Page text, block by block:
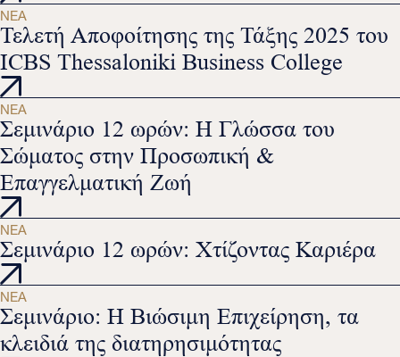
ΝΈΑ
Τελετή Αποφοίτησης της Τάξης 2025 του
ICBS Thessaloniki Business College
ΝΈΑ
Σεμινάριο 12 ωρών: Η Γλώσσα του
Σώματος στην Προσωπική &
Επαγγελματική Ζωή
ΝΈΑ
Σεμινάριο 12 ωρών: Χτίζοντας Καριέρα
ΝΈΑ
Σεμινάριο: Η Βιώσιμη Επιχείρηση, τα
κλειδιά της διατηρησιμότητας